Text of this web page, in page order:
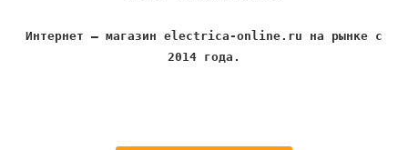
Интернет – магазин electrica-online.ru на рынке с
2014 года.